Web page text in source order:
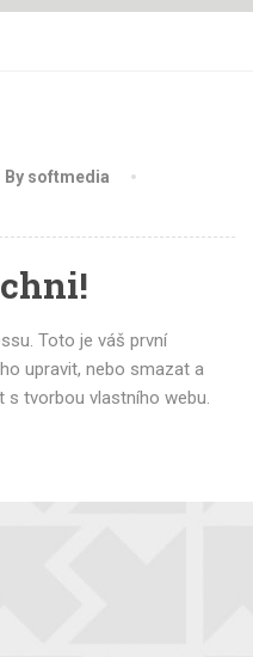
By softmedia
Toto je váš první
upravit, nebo smazat a
s tvorbou vlastního webu.